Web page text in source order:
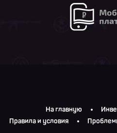
На главную
Правила и условия